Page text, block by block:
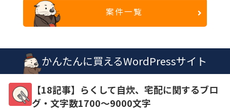
案件一覧
かんたんに買えるWordPressサイト
【18記事】らくして自炊、宅配に関するブロ
グ・文字数1700～9000文字